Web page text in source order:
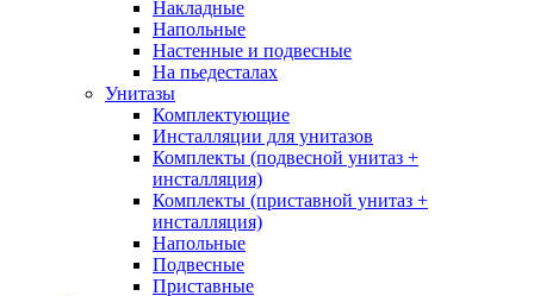
Belbagno(111)
BLB(13)
Bravat(74)
Cersanit
Cezares(25)
Clever(13)
Coliseum(25)
Deante(85)
Erlit(14)
Excellent(5)
Gemy(20)
Goldman(9)
Накладные
Напольные
Настенные и подвесные
На пьедесталах
Унитазы
Комплектующие
Инсталляции для унитазов
Комплекты (подвесной унитаз +
инсталляция)
Комплекты (приставной унитаз +
инсталляция)
Напольные
Подвесные
Приставные